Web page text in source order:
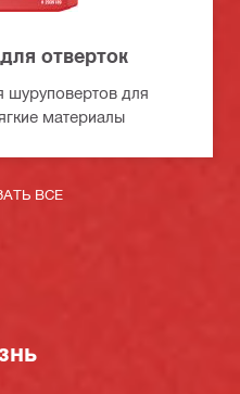
отверток
шуруповертов для
материалы
ВСЕ